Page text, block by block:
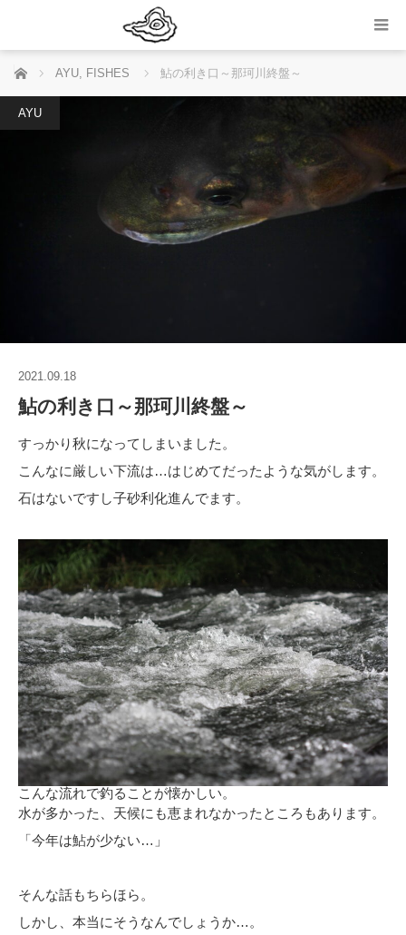
ホーム AYU, FISHES 鮎の利き口～那珂川終盤～
AYU
2021.09.18
鮎の利き口～那珂川終盤～
すっかり秋になってしまいました。
こんなに厳しい下流は…はじめてだったような気がします。
石はないですし子砂利化進んでます。
こんな流れで釣ることが懐かしい。
水が多かった、天候にも恵まれなかったところもあります。
「今年は鮎が少ない…」
そんな話もちらほら。
しかし、本当にそうなんでしょうか…。